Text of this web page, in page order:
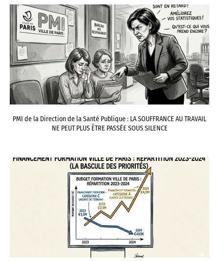
PMI de la Direction de la Santé Publique : LA SOUFFRANCE AU TRAVAIL
NE PEUT PLUS ÊTRE PASSÉE SOUS SILENCE